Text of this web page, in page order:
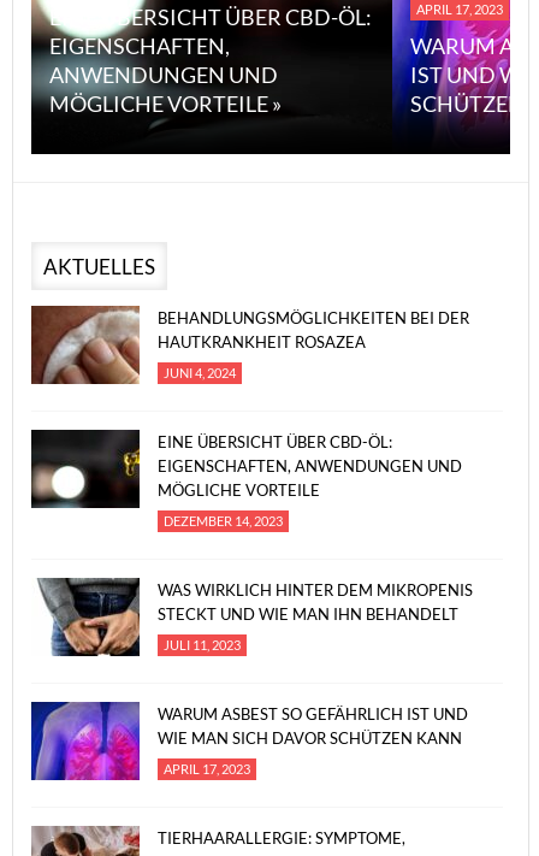
EINE ÜBERSICHT ÜBER CBD-ÖL:
EIGENSCHAFTEN,
ANWENDUNGEN UND
MÖGLICHE VORTEILE »
APRIL 17, 2023
WARUM
IST UND
SCHÜTZEN
AKTUELLES
BEHANDLUNGSMÖGLICHKEITEN BEI DER
HAUTKRANKHEIT ROSAZEA
JUNI 4, 2024
EINE ÜBERSICHT ÜBER CBD-ÖL:
EIGENSCHAFTEN, ANWENDUNGEN UND
MÖGLICHE VORTEILE
DEZEMBER 14, 2023
WAS WIRKLICH HINTER DEM MIKROPENIS
STECKT UND WIE MAN IHN BEHANDELT
JULI 11, 2023
WARUM ASBEST SO GEFÄHRLICH IST UND
WIE MAN SICH DAVOR SCHÜTZEN KANN
APRIL 17, 2023
TIERHAARALLERGIE: SYMPTOME,